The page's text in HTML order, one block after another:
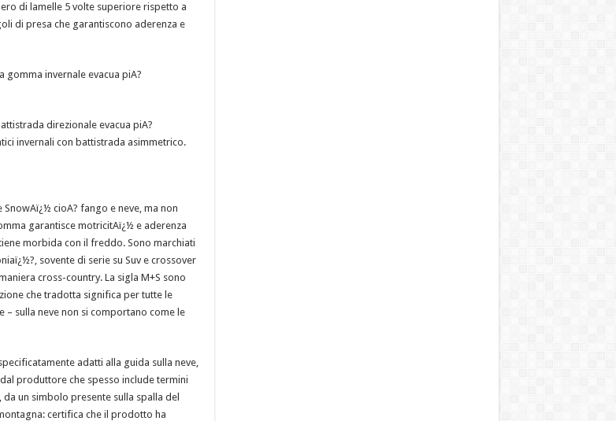
di lamelle 5 volte superiore rispetto a
di presa che garantiscono aderenza e
gomma invernale evacua piA?
direzionale evacua piA?
invernali con battistrada asimmetrico.
cioA? fango e neve, ma non
garantisce motricitAï¿½ e aderenza
morbida con il freddo. Sono marchiati
sovente di serie su Suv e crossover
cross-country. La sigla M+S sono
che tradotta significa per tutte le
sulla neve non si comportano come le
adatti alla guida sulla neve,
produttore che spesso include termini
un simbolo presente sulla spalla del
certifica che il prodotto ha